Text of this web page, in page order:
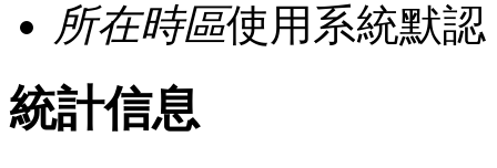
所在時區使用系統默認
統計信息